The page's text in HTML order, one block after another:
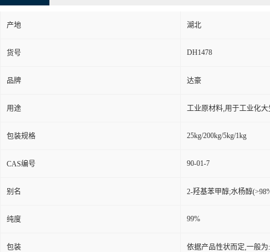
产地 湖北
货号 DH1478
品牌 达豪
用途 工业原材料,用于工业化大
包装规格 25kg/200kg/5kg/1kg
CAS编号 90-01-7
别名 2-羟基苯甲醇;水杨醇
纯度 99%
包装 依据产品性状而定,一般